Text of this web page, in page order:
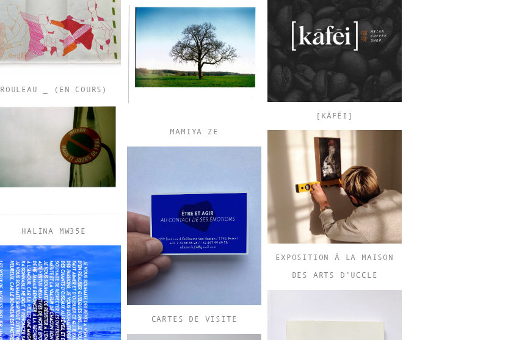
[KĀFĒI]
ROULEAU _ (EN COURS)
MAMIYA ZE
HALINA MW35E
EXPOSITION À LA MAISON
DES ARTS D’UCCLE
CARTES DE VISITE